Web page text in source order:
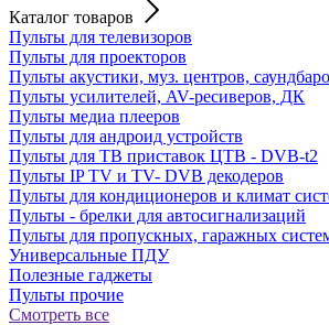
Каталог товаров
Пульты для телевизоров
Пульты для проекторов
Пульты акустики, муз. центров,
Пульты усилителей, AV-ресиверов, ДК
Пульты медиа плееров
Пульты для андроид устройств
Пульты для ТВ приставок ЦТВ - DVB-t2
Пульты IP TV и TV- DVB декодеров
Пульты для кондиционеров и климат
Пульты - брелки для автосигнализаций
Пульты для пропускных, гаражных
Универсальные ПДУ
Полезные гаджеты
Пульты прочие
Смотреть все